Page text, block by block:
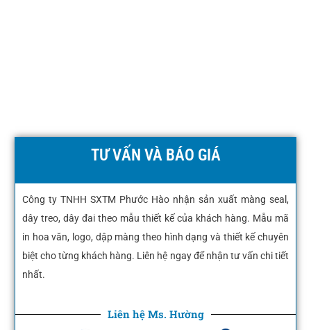
TƯ VẤN VÀ BÁO GIÁ
Công ty TNHH SXTM Phước Hào nhận sản xuất màng seal,
dây treo, dây đai theo mẫu thiết kế của khách hàng. Mẫu mã
in hoa văn, logo, dập màng theo hình dạng và thiết kế chuyên
biệt cho từng khách hàng. Liên hệ ngay để nhận tư vấn chi tiết
nhất.
Liên hệ Ms. Hường